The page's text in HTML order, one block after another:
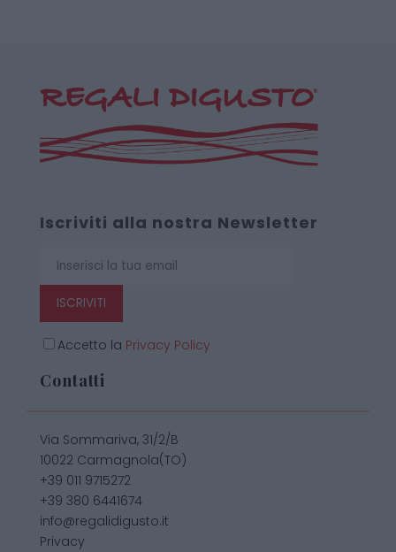
Iscriviti alla nostra Newsletter
ISCRIVITI
Accetto la Privacy Policy
Contatti
Via Sommariva, 31/2/B
10022 Carmagnola(TO)
+39 011 9715272
+39 380 6441674
info@regalidigusto.it
Privacy